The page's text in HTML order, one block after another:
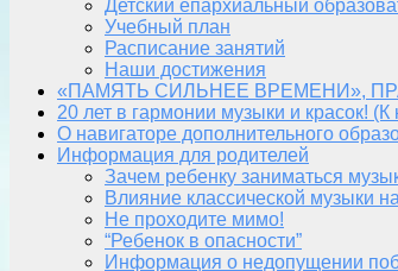
Детский епархиальный
Учебный план
Расписание занятий
Наши достижения
«ПАМЯТЬ СИЛЬНЕЕ ВРЕМЕНИ»,
20 лет в гармонии музыки и
О навигаторе дополнительного
Информация для родителей
Зачем ребенку заниматься
Влияние классической музыки
Не проходите мимо!
“Ребенок в опасности”
Информация о недопущении